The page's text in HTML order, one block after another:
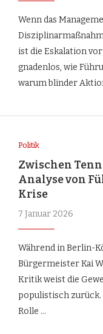
Wenn das
ist die Eskalation
gnadenlos, wie
warum blinder
Politik
Zwischen
Analyse von
Krise
7 Januar 2026
Während in Berlin-
Bürgermeister Kai
Kritik weist die
populistisch
Rolle …